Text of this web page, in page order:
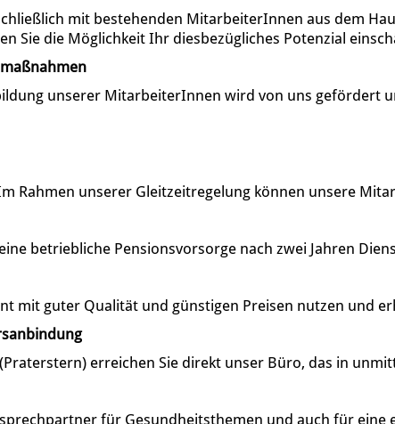
mit bestehenden MitarbeiterInnen aus dem
Sie die Möglichkeit Ihr diesbezügliches Potenzial
unserer MitarbeiterInnen wird von uns gefördert
Rahmen unserer Gleitzeitregelung können unsere
betriebliche Pensionsvorsorge nach zwei Jahren
mit guter Qualität und günstigen Preisen nutzen und
erreichen Sie direkt unser Büro, das in
für Gesundheitsthemen und auch für